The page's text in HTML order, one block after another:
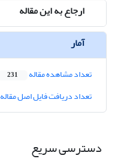
ارجاع به این مقاله
آمار
تعداد مشاهده مقاله 231
تعداد دریافت فایل اصل مقاله
دسترسی سریع